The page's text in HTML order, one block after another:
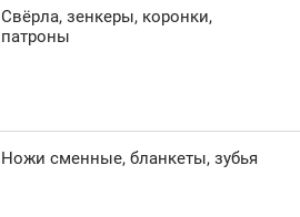
Свёрла, зенкеры, коронки,
патроны
Ножи сменные, бланкеты, зубья